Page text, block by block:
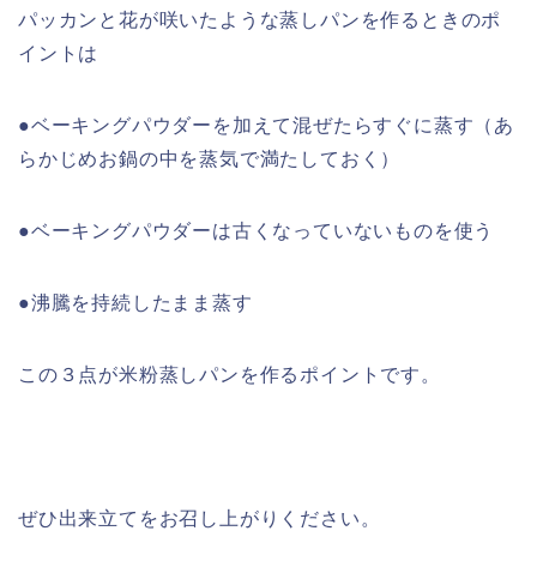
パッカンと花が咲いたような蒸しパンを作るときのポ
イントは
●ベーキングパウダーを加えて混ぜたらすぐに蒸す（あ
らかじめお鍋の中を蒸気で満たしておく）
●ベーキングパウダーは古くなっていないものを使う
●沸騰を持続したまま蒸す
この３点が米粉蒸しパンを作るポイントです。
ぜひ出来立てをお召し上がりください。